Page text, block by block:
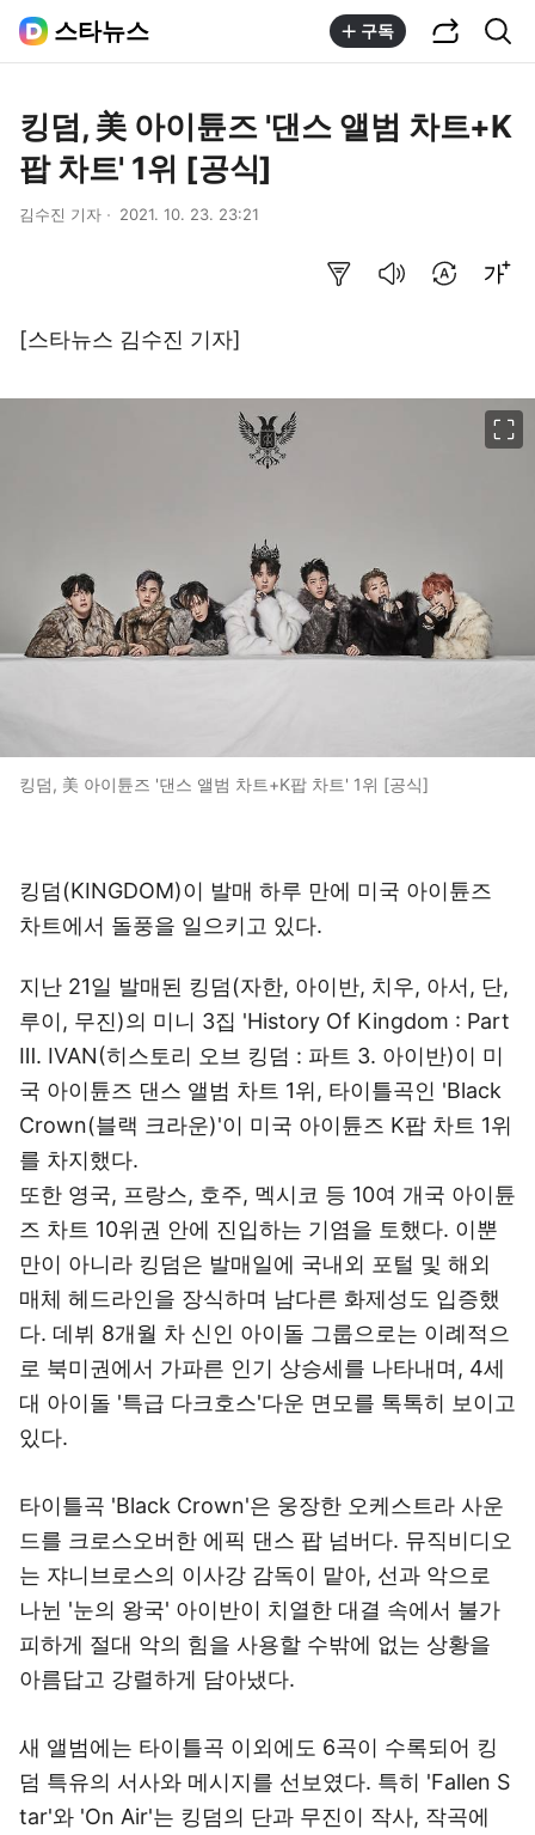
스타뉴스 구독
킹덤, 美 아이튠즈 '댄스 앨범 차트+K
팝 차트' 1위 [공식]
김수진 기자 2021. 10. 23. 23:21
[스타뉴스 김수진 기자]
킹덤, 美 아이튠즈 '댄스 앨범 차트+K팝 차트' 1위 [공식]
킹덤(KINGDOM)이 발매 하루 만에 미국 아이튠즈
차트에서 돌풍을 일으키고 있다.
지난 21일 발매된 킹덤(자한, 아이반, 치우, 아서, 단,
루이, 무진)의 미니 3집 'History Of Kingdom : Part
Ⅲ. IVAN(히스토리 오브 킹덤 : 파트 3. 아이반)이 미
국 아이튠즈 댄스 앨범 차트 1위, 타이틀곡인 'Black
Crown(블랙 크라운)'이 미국 아이튠즈 K팝 차트 1위
를 차지했다.
또한 영국, 프랑스, 호주, 멕시코 등 10여 개국 아이튠
즈 차트 10위권 안에 진입하는 기염을 토했다. 이뿐
만이 아니라 킹덤은 발매일에 국내외 포털 및 해외
매체 헤드라인을 장식하며 남다른 화제성도 입증했
다. 데뷔 8개월 차 신인 아이돌 그룹으로는 이례적으
로 북미권에서 가파른 인기 상승세를 나타내며, 4세
대 아이돌 '특급 다크호스'다운 면모를 톡톡히 보이고
있다.
타이틀곡 'Black Crown'은 웅장한 오케스트라 사운
드를 크로스오버한 에픽 댄스 팝 넘버다. 뮤직비디오
는 쟈니브로스의 이사강 감독이 맡아, 선과 악으로
나뉜 '눈의 왕국' 아이반이 치열한 대결 속에서 불가
피하게 절대 악의 힘을 사용할 수밖에 없는 상황을
아름답고 강렬하게 담아냈다.
새 앨범에는 타이틀곡 이외에도 6곡이 수록되어 킹
덤 특유의 서사와 메시지를 선보였다. 특히 'Fallen S
tar'와 'On Air'는 킹덤의 단과 무진이 작사, 작곡에